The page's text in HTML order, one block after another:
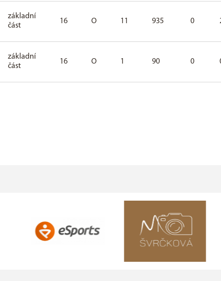
základní
část
16 O 11 935 0
základní
část
16 O 1 90 0